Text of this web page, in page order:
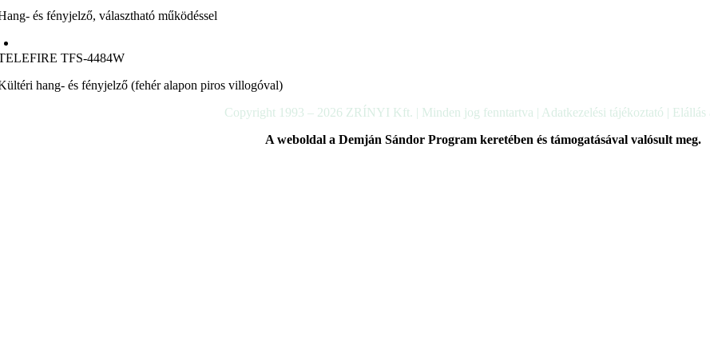
és fényjelző, választható működéssel
TFS-4484W
hang- és fényjelző (fehér alapon piros villogóval)
Copyright 1993 – 2026 ZRÍNYI Kft. | Minden jog fenntartva | Adatkezelési tájékoztató | Elállás
A weboldal a Demján Sándor Program keretében és támogatásával valósult meg.